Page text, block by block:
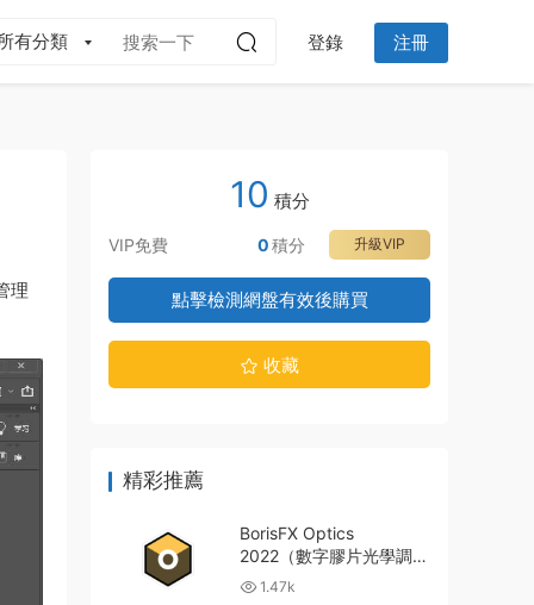
有分類 登錄 注冊
理
10 積分
VIP免費 升級VIP
0積分
點擊檢測網盤有效後購買
收藏
精彩推薦
BorisFX Optics
2022（數字膠片光學調色
軟件PS/LR插件) Carck
1.47k